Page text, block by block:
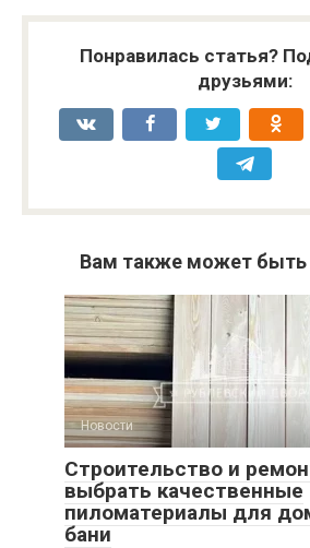
Понравилась статья?
друзьями:
Вам также может быть
Новости
Строительство и
выбрать качественные
пиломатериалы для
бани